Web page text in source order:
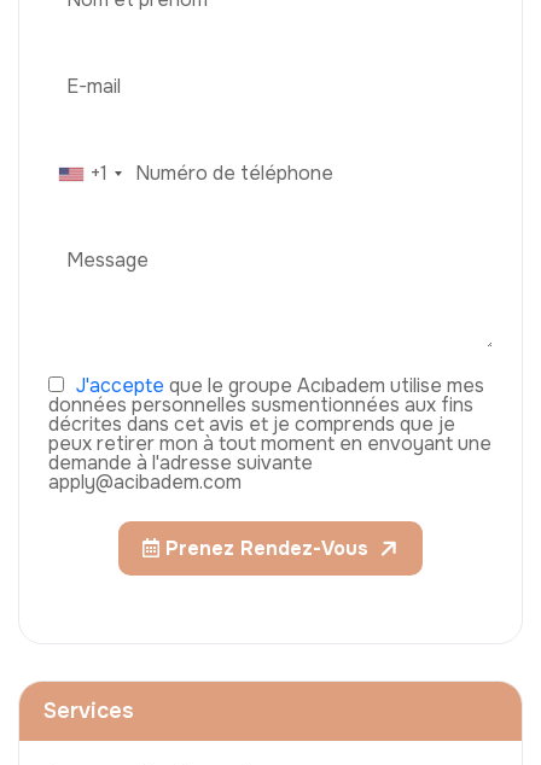
+1
J'accepte que le groupe Acıbadem utilise mes
données personnelles susmentionnées aux fins
décrites dans cet avis et je comprends que je
peux retirer mon à tout moment en envoyant une
demande à l'adresse suivante
apply@acibadem.com
Prenez Rendez-Vous
Services